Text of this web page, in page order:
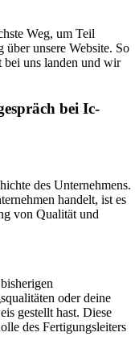
Weg, um Teil
über unsere Website. So
bei uns landen und wir
bei Ic-
des Unternehmens.
handelt, ist es
von Qualität und
oder deine
gestellt hast. Diese
des Fertigungsleiters